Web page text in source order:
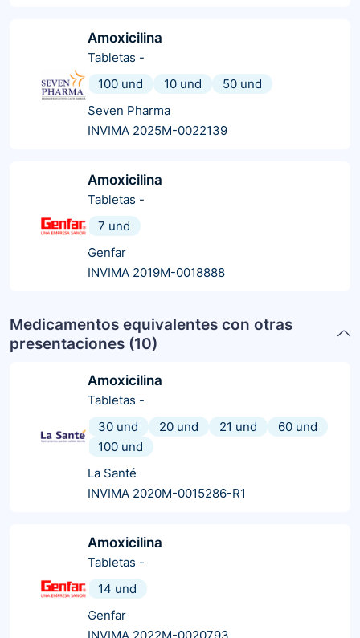
Amoxicilina
Tabletas -
100 und
10 und
50 und
Seven Pharma
INVIMA 2025M-0022139
Amoxicilina
Tabletas -
7 und
Genfar
INVIMA 2019M-0018888
Medicamentos equivalentes con otras
presentaciones (10)
Amoxicilina
Tabletas -
30 und
20 und 21 und
60 und
100 und
La Santé
INVIMA 2020M-0015286-R1
Amoxicilina
Tabletas -
14 und
Genfar
INVIMA 2022M-0020793